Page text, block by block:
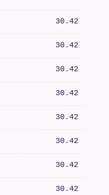
30.42
30.42
30.42
30.42
30.42
30.42
30.42
30.42